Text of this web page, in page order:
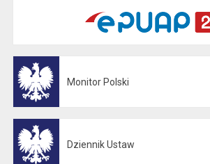
Monitor Polski
Dziennik Ustaw